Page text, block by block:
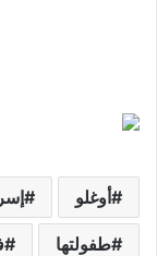
أوغلو
طفولتها